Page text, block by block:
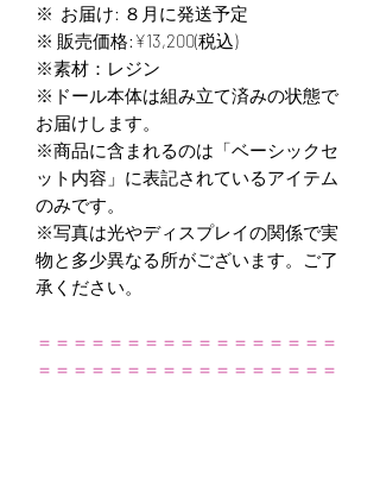
※ お届け: ８月に発送予定
※ 販売価格:¥13,200(税込)
※素材：レジン
※ドール本体は組み立て済みの状態で
お届けします。
※商品に含まれるのは「ベーシックセ
ット内容」に表記されているアイテム
のみです。
※写真は光やディスプレイの関係で実
物と多少異なる所がございます。ご了
承ください。
＝＝＝＝＝＝＝＝＝＝＝＝＝＝＝＝＝
＝＝＝＝＝＝＝＝＝＝＝＝＝＝＝＝＝